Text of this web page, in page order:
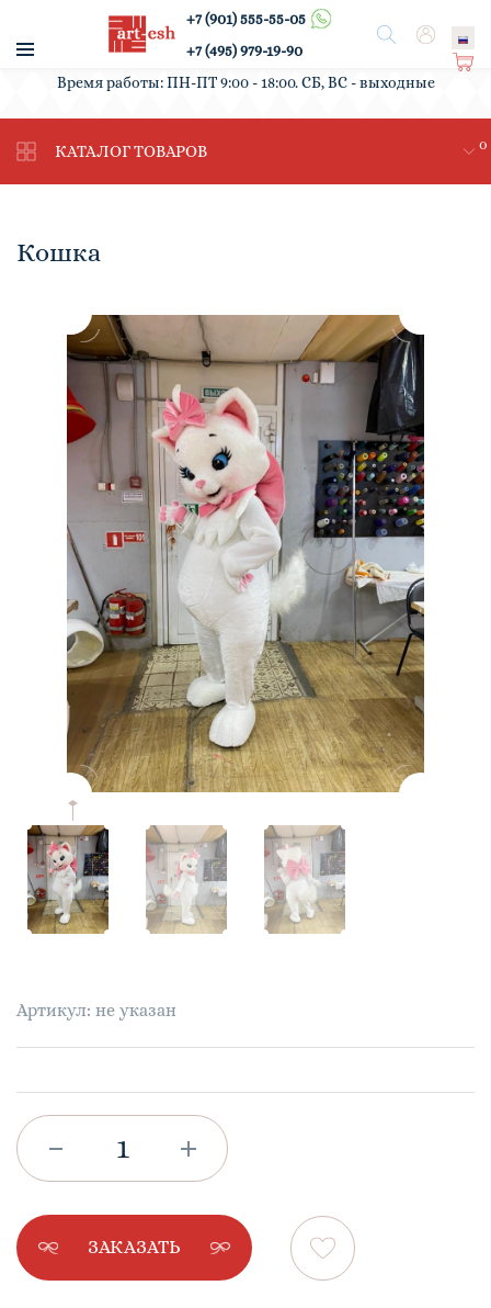
Поиск
+7 (901) 555-55-05
+7 (495) 979-19-90
Ко
ин
а
0
Вход
/
Время работы: ПН-ПТ 9:00 - 18:00. СБ, ВС - выходные
КАТАЛОГ ТОВАРОВ
Кошка
Артикул: не указан
ЗАКАЗАТЬ